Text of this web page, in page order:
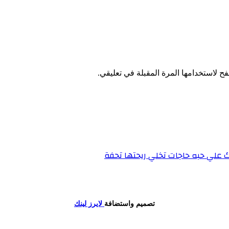
لاستخدامها المرة المقبلة في تعليقي.
حبه حاجات تخلي ريحتها تحفة
تصميم واستضافة لايرز لينك